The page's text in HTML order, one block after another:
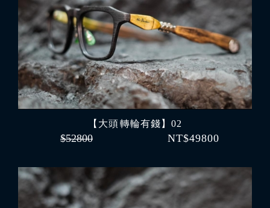
【大頭 轉輪有錢】02
$52800 NT$49800